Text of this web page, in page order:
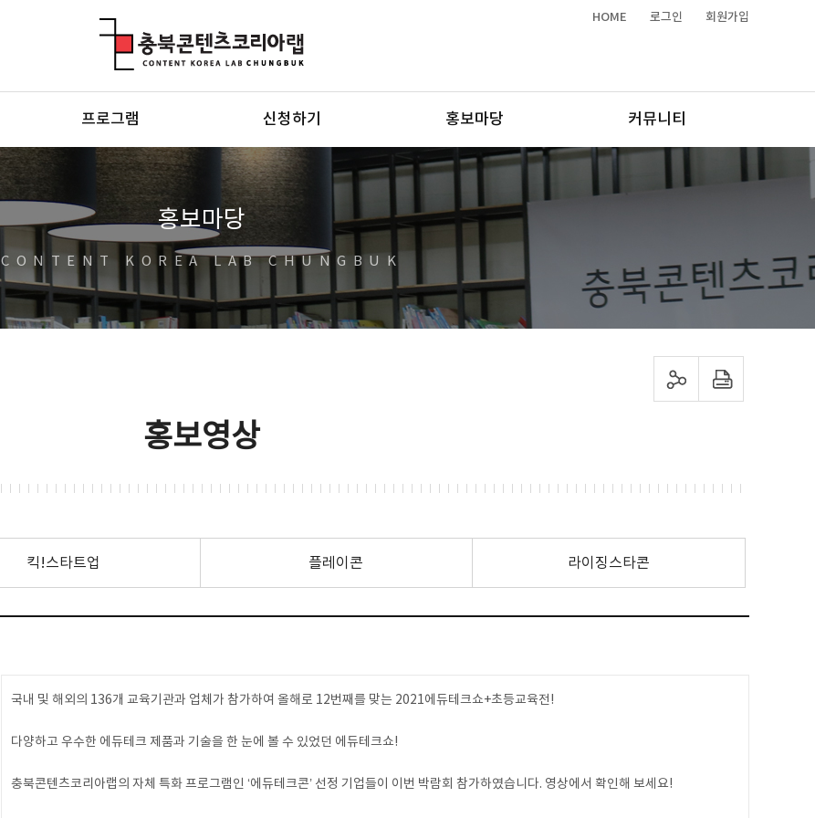
HOME 로그인 회원가입
프로그램 신청하기 홍보마당 커뮤니티
홍보마당
CONTENT KOREA LAB CHUNGBUK
sns 공유하기 프린트하기
홍보영상
킥!스타트업 플레이콘 라이징스타콘
국내 및 해외의 136개 교육기관과 업체가 참가하여 올해로 12번째를 맞는 2021에듀테크쇼+초등교육전!
다양하고 우수한 에듀테크 제품과 기술을 한 눈에 볼 수 있었던 에듀테크쇼!
충북콘텐츠코리아랩의 자체 특화 프로그램인 ‘에듀테크콘’ 선정 기업들이 이번 박람회 참가하였습니다. 영상에서 확인해 보세요!